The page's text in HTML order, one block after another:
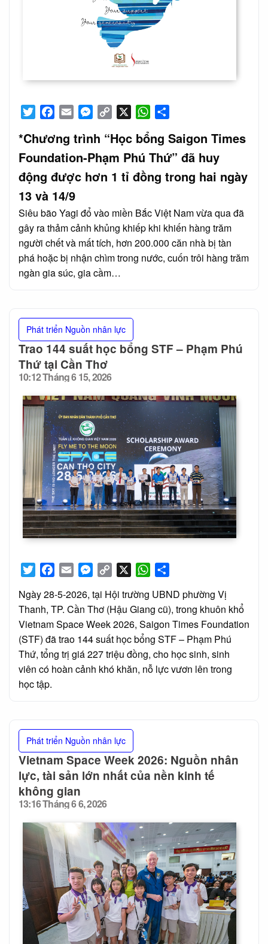
TwitterFacebook
Email Messenger
Copy
WhatsApp
*Chương trình “Học bổng Saigon Times
Foundation-Phạm Phú Thứ” đã huy
động được hơn 1 tỉ đồng trong hai ngày
13 và 14/9
Siêu bão Yagi đổ vào miền Bắc Việt Nam vừa qua đã
gây ra thảm cảnh khủng khiếp khi khiến hàng trăm
người chết và mất tích, hơn 200.000 căn nhà bị tàn
phá hoặc bị nhận chìm trong nước, cuốn trôi hàng trăm
ngàn gia súc, gia cầm…
TwitterFacebook
Email Messenger
Copy
WhatsApp
Ngày 28-5-2026, tại Hội trường UBND phường Vị
Thanh, TP. Cần Thơ (Hậu Giang cũ), trong khuôn khổ
Vietnam Space Week 2026, Saigon Times Foundation
(STF) đã trao 144 suất học bổng STF – Phạm Phú
Thứ, tổng trị giá 227 triệu đồng, cho học sinh, sinh
viên có hoàn cảnh khó khăn, nỗ lực vươn lên trong
học tập.
Phát triển Nguồn nhân lực
Trao 144 suất học bổng STF – Phạm Phú
Thứ tại Cần Thơ
Posted
on
10:12 Tháng 6 15, 2026
Phát triển Nguồn nhân lực
Vietnam Space Week 2026: Nguồn nhân
lực, tài sản lớn nhất của nền kinh tế
không gian
Posted
on
13:16 Tháng 6 6, 2026